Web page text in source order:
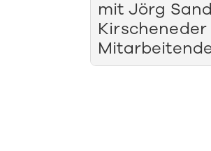
mit Jörg